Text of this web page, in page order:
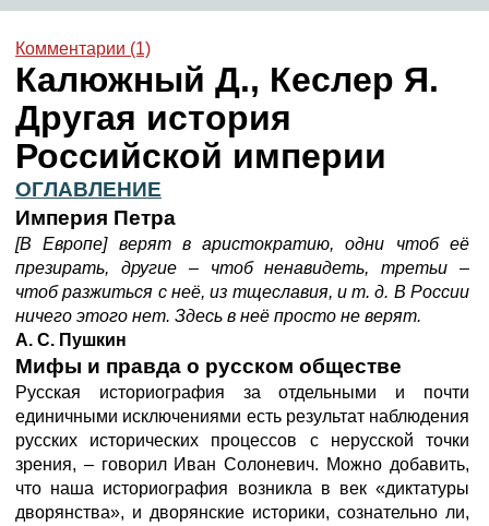
Комментарии (1)
Калюжный Д., Кеслер Я.
Другая история
Российской империи
ОГЛАВЛЕНИЕ
Империя Петра
[В Европе] верят в аристократию, одни чтоб её
презирать, другие – чтоб ненавидеть, третьи –
чтоб разжиться с неё, из тщеславия, и т. д. В России
ничего этого нет. Здесь в неё просто не верят.
А. С. Пушкин
Мифы и правда о русском обществе
Русская историография за отдельными и почти
единичными исключениями есть результат наблюдения
русских исторических процессов с нерусской точки
зрения, – говорил Иван Солоневич. Можно добавить,
что наша историография возникла в век «диктатуры
дворянства», и дворянские историки, сознательно ли,